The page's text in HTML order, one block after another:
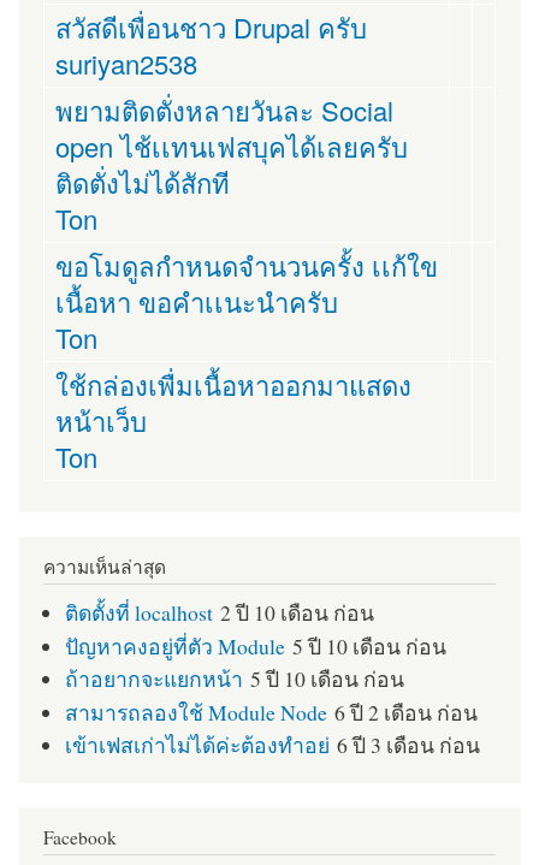
สวัสดีเพื่อนชาว Drupal ครับ
suriyan2538
พยามติดตั่งหลายวันละ Social
open ไช้เเทนเฟสบุคได้เลยครับ
ติดตั่งไม่ได้สักที
Ton
ขอโมดูลกำหนดจำนวนครั้ง เเก้ใข
เนื้อหา ขอคำเเนะนำครับ
Ton
ใช้กล่องเพื่มเนื้อหาออกมาแสดง
หน้าเว็บ
Ton
ความเห็นล่าสุด
ติดตั้งที่ localhost 2 ปี 10 เดือน ก่อน
ปัญหาคงอยู่ที่ตัว Module 5 ปี 10 เดือน ก่อน
ถ้าอยากจะแยกหน้า 5 ปี 10 เดือน ก่อน
สามารถลองใช้ Module Node 6 ปี 2 เดือน ก่อน
เข้าเฟสเก่าไม่ได้ค่ะต้องทำอย่ 6 ปี 3 เดือน ก่อน
Facebook